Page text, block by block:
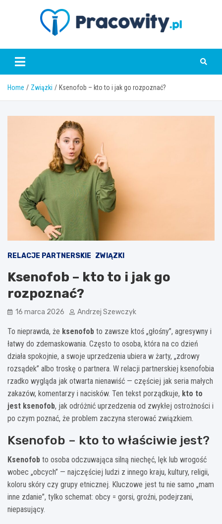
pracowity.pl
Home Związki Ksenofob – kto to i jak go rozpoznać?
RELACJE PARTNERSKIE ZWIĄZKI
Ksenofob – kto to i jak go
rozpoznać?
16 marca 2026 Andrzej Szewczyk
To nieprawda, że ksenofob to zawsze ktoś „głośny”, agresywny i
łatwy do zdemaskowania. Często to osoba, która na co dzień
działa spokojnie, a swoje uprzedzenia ubiera w żarty, „zdrowy
rozsądek” albo troskę o partnera. W relacji partnerskiej ksenofobia
rzadko wygląda jak otwarta nienawiść — częściej jak seria małych
zakazów, komentarzy i nacisków. Ten tekst porządkuje, kto to
jest ksenofob, jak odróżnić uprzedzenia od zwykłej ostrożności i
po czym poznać, że problem zaczyna sterować związkiem.
Ksenofob – kto to właściwie jest?
Ksenofob to osoba odczuwająca silną niechęć, lęk lub wrogość
wobec „obcych” — najczęściej ludzi z innego kraju, kultury, religii,
koloru skóry czy grupy etnicznej. Kluczowe jest tu nie samo „mam
inne zdanie”, tylko schemat: obcy = gorsi, groźni, podejrzani,
niepasujący.